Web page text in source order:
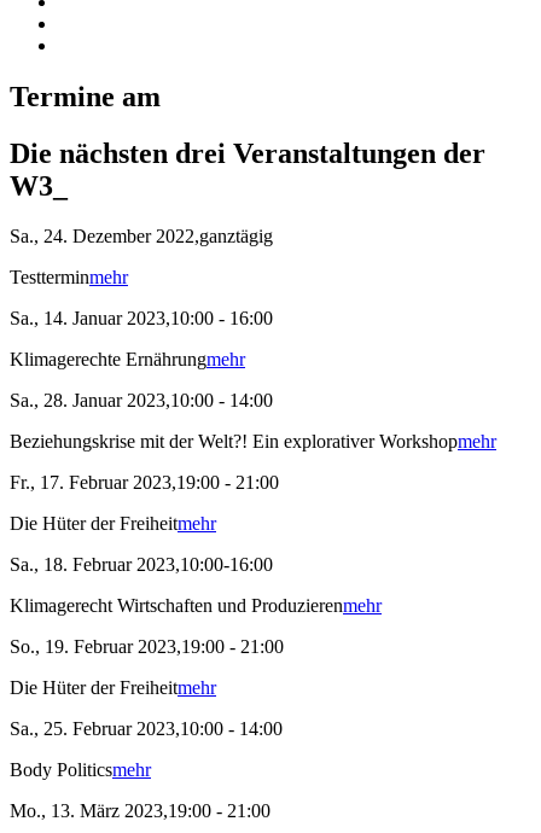
Termine am
Die nächsten drei Veranstaltungen der
W3_
Sa., 24. Dezember 2022,ganztägig
Testterminmehr
Sa., 14. Januar 2023,10:00 - 16:00
Klimagerechte Ernährungmehr
Sa., 28. Januar 2023,10:00 - 14:00
Beziehungskrise mit der Welt?! Ein explorativer Workshopmehr
Fr., 17. Februar 2023,19:00 - 21:00
Die Hüter der Freiheitmehr
Sa., 18. Februar 2023,10:00-16:00
Klimagerecht Wirtschaften und Produzierenmehr
So., 19. Februar 2023,19:00 - 21:00
Die Hüter der Freiheitmehr
Sa., 25. Februar 2023,10:00 - 14:00
Body Politicsmehr
Mo., 13. März 2023,19:00 - 21:00